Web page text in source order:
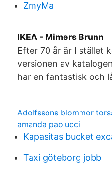
ZmyMa
IKEA - Mimers Brunn
Efter 70 år är I stället
versionen av
har en fantastisk och
Adolfssons blommor
amanda paolucci
Kapasitas bucket
Taxi göteborg jobb